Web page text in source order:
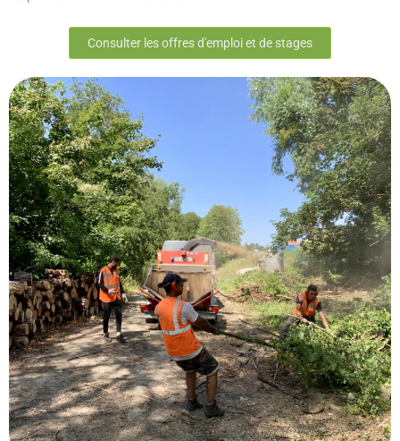
Consulter les offres d'emploi et de stages